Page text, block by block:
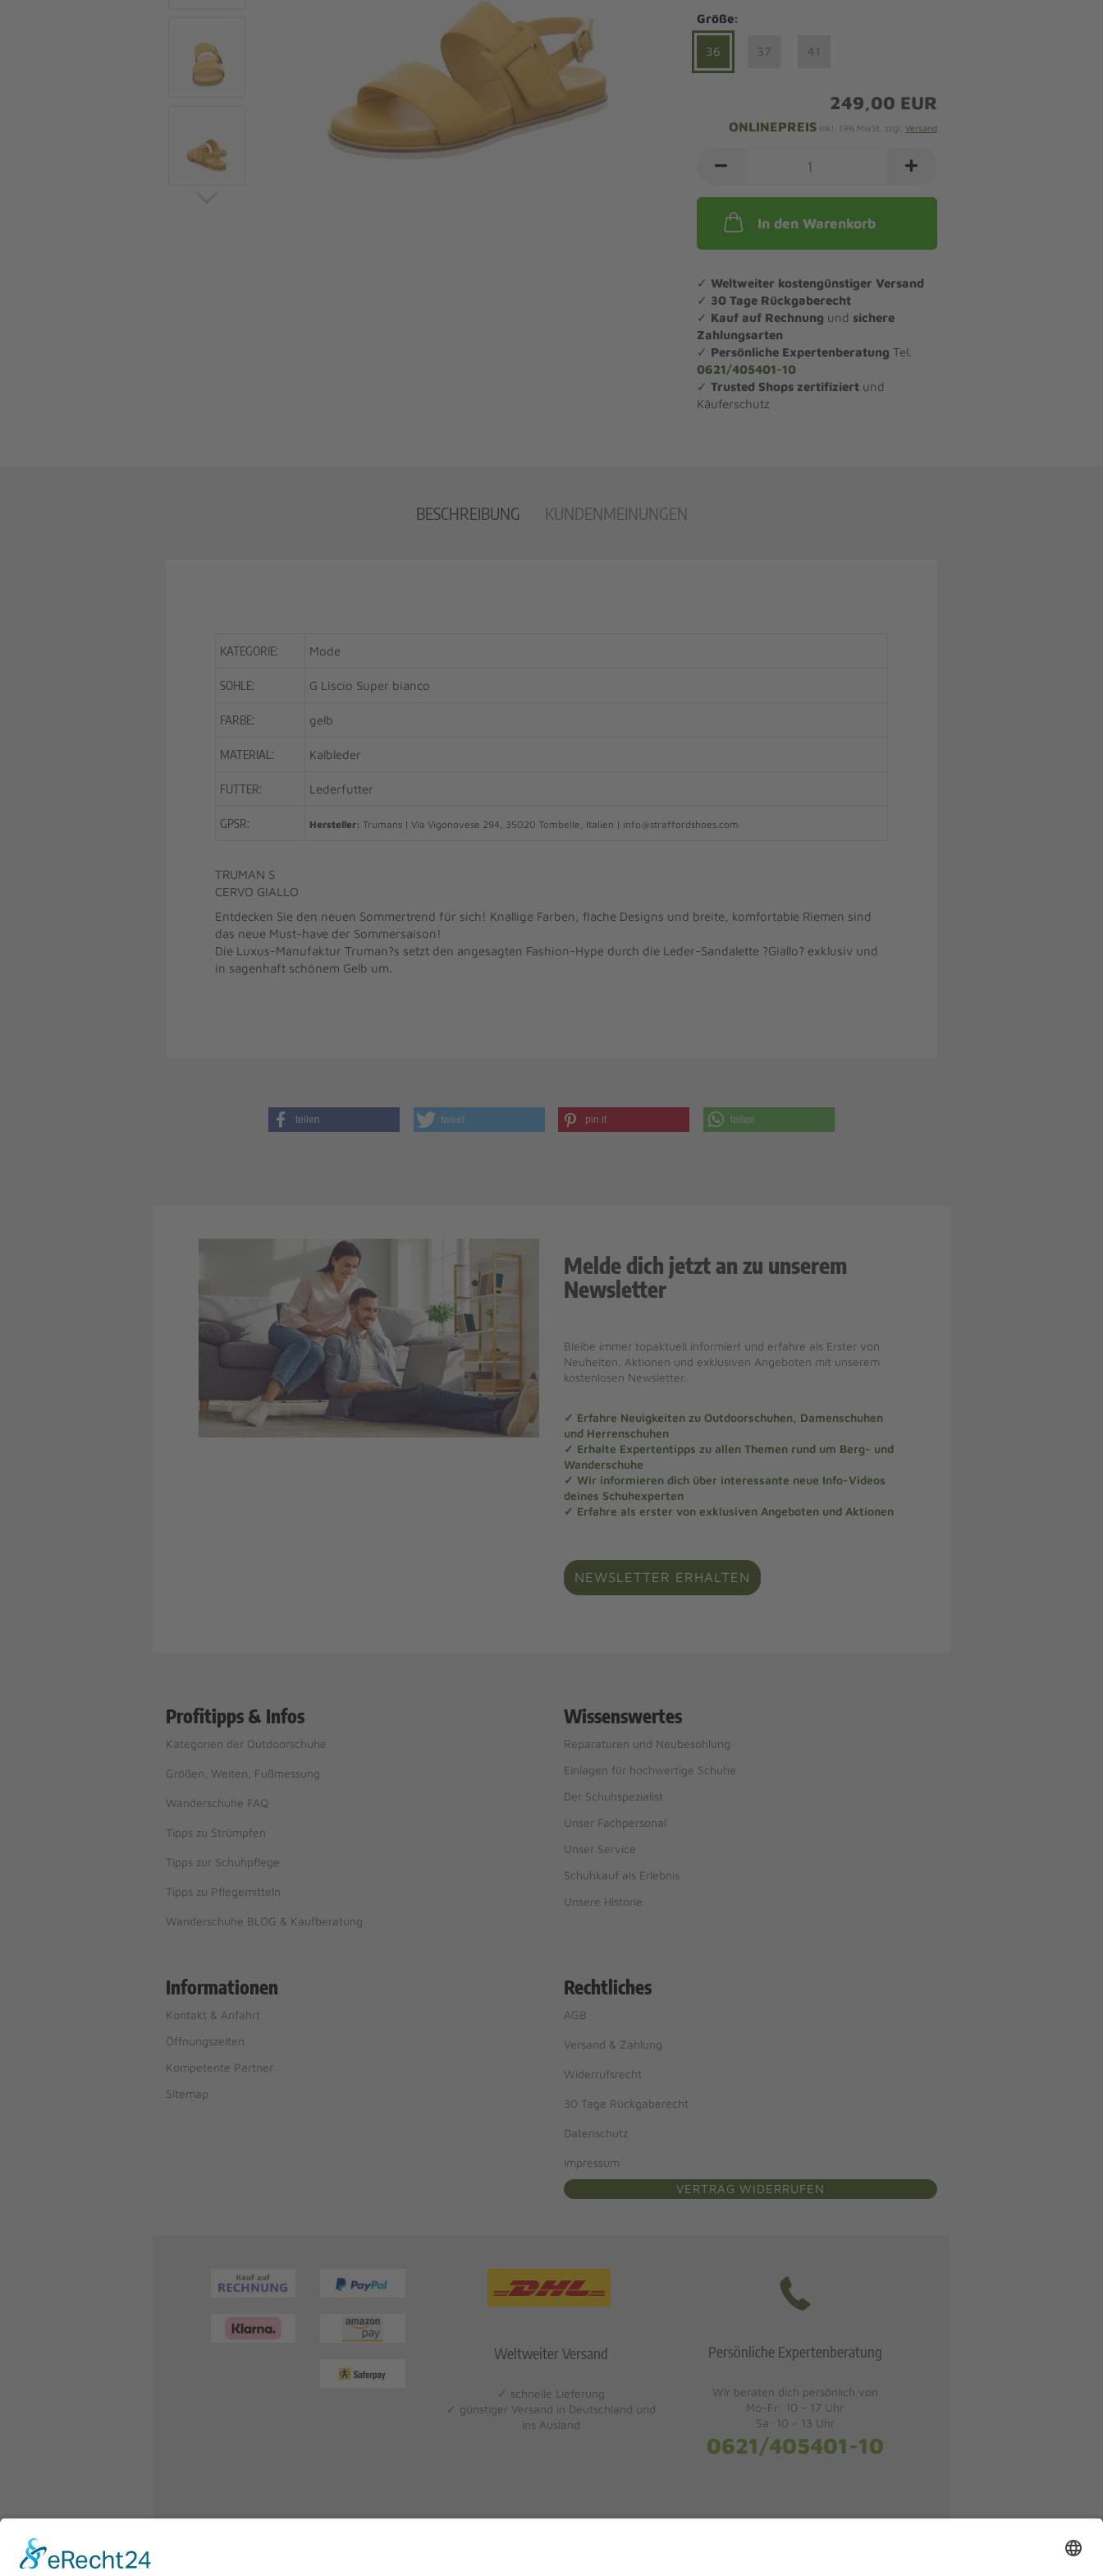
Jagdschuhe
Jagdschuhe für Damen
Zwiegenähte Jagdschuhe
Pflege und Leisten -
Outdoor
Socken und Strümpfe -
Steigeisen und Gamaschen
Angebote Outdoorschuhe
Barfußschuhe
Schmal, Extrabreit, Hallux
Sneaker Komfort
Stiefel Komfort
Stiefeletten Komfort
Größe:
36 37 41
249,00 EUR
ONLINEPREISinkl. 19% MwSt. zzgl. Versand
In den Warenkorb
✓ Weltweiter kostengünstiger Versand
✓ 30 Tage Rückgaberecht
✓ Kauf auf Rechnung und sichere
Zahlungsarten
✓ Persönliche Expertenberatung Tel.
0621/405401-10
✓ Trusted Shops zertifiziertund
Käuferschutz
BESCHREIBUNG KUNDENMEINUNGEN
KATEGORIE: Mode
SOHLE: G Liscio Super bianco
FARBE: gelb
MATERIAL: Kalbleder
FUTTER: Lederfutter
GPSR: Hersteller: Trumans | Via Vigonovese 294, 35020 Tombelle, Italien | info@straffordshoes.com
TRUMAN S
CERVO GIALLO
Entdecken Sie den neuen Sommertrend für sich! Knallige Farben, flache Designs und breite, komfortable Riemen sind
das neue Must-have der Sommersaison!
Die Luxus-Manufaktur Truman?s setzt den angesagten Fashion-Hype durch die Leder-Sandalette ?Giallo? exklusiv und
in sagenhaft schönem Gelb um.
teilen tweet pin it teilen
Melde dich jetzt an zu unserem
Newsletter
Bleibe immer topaktuell informiert und erfahre als Erster von
Neuheiten, Aktionen und exklusiven Angeboten mit unserem
kostenlosen Newsletter.
✓ Erfahre Neuigkeiten zu Outdoorschuhen, Damenschuhen
und Herrenschuhen
✓ Erhalte Expertentipps zu allen Themen rund um Berg- und
Wanderschuhe
✓ Wir informieren dich über interessante neue Info-Videos
deines Schuhexperten
✓ Erfahre als erster von exklusiven Angeboten und Aktionen
NEWSLETTER ERHALTEN
Profitipps & Infos
Kategorien der Outdoorschuhe
Größen, Weiten, Fußmessung
Wanderschuhe FAQ
Tipps zu Strümpfen
Tipps zur Schuhpflege
Tipps zu Pflegemitteln
Wanderschuhe BLOG & Kaufberatung
Wissenswertes
Reparaturen und Neubesohlung
Einlagen für hochwertige Schuhe
Der Schuhspezialist
Unser Fachpersonal
Unser Service
Schuhkauf als Erlebnis
Unsere Historie
Informationen
Kontakt & Anfahrt
Öffnungszeiten
Kompetente Partner
Sitemap
Rechtliches
AGB
Versand & Zahlung
Widerrufsrecht
30 Tage Rückgaberecht
Datenschutz
Impressum
VERTRAG WIDERRUFEN
Weltweiter Versand
✓ schnelle Lieferung
✓ günstiger Versand in Deutschland und
ins Ausland
Persönliche Expertenberatung
Wir beraten dich persönlich von
Mo-Fr: 10 - 17 Uhr
Sa: 10 - 13 Uhr
0621/405401-10